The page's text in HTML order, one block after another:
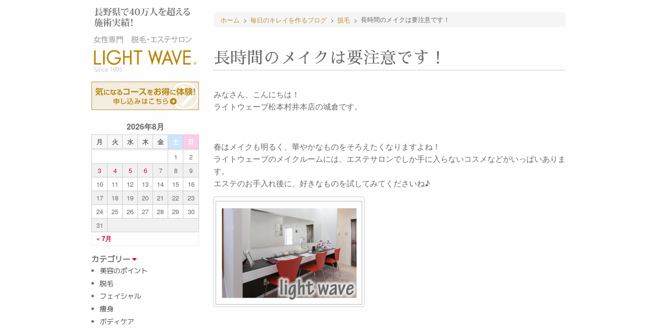
2026年8月
月 火 水 木 金 土 日
« 7月
1
2
3
4 5 6 7 8
9
10
11 12 13 14 15
16
17
18 19 20 21 22
23
24
25 26 27 28 29
30
31
カテゴリー
美容のポイント
脱毛
フェイシャル
痩身
ボディケア
ホーム > 毎日のキレイを作るブログ > 脱毛 > 長時間のメイクは要注意です！
長時間のメイクは要注意です！
みなさん、こんにちは！
ライトウェーブ松本村井本店の城倉です。
春はメイクも明るく、華やかなものをそろえたくなりますよね！
ライトウェーブのメイクルームには、エステサロンでしか手に入らないコスメなどがいっぱいありま
す。
エステのお手入れ後に、好きなものを試してみてくださいね♪